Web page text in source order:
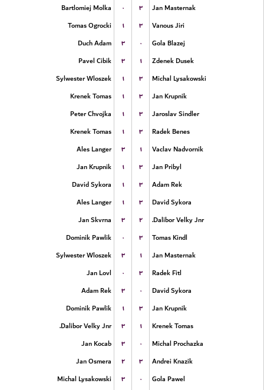
Bartlomiej Molka
۰ ۳
Jan Masternak
Tomas Ogrocki
۱ ۳
Vanous Jiri
Duch Adam
۳ ۰
Gola Blazej
Pavel Cibik
۳ ۱
Zdenek Dusek
Sylwester Wloszek
۱ ۳
Michal Lysakowski
Krenek Tomas
۱ ۳
Jan Krupnik
Peter Chvojka
۱ ۳
Jaroslav Sindler
Krenek Tomas
۱ ۳
Radek Benes
Ales Langer
۳ ۱
Vaclav Nadvornik
Jan Krupnik
۱ ۳
Jan Pribyl
David Sykora
۱ ۳
Adam Rek
Ales Langer
۱ ۳
David Sykora
Jan Skvrna
۳ ۲
Dalibor Velky Jnr.
Dominik Pawlik
۰ ۳
Tomas Kindl
Sylwester Wloszek
۳ ۱
Jan Masternak
Jan Lovl
۰ ۳
Radek Fitl
Adam Rek
۳ ۰
David Sykora
Dominik Pawlik
۱ ۳
Jan Krupnik
Dalibor Velky Jnr.
۳ ۱
Krenek Tomas
Jan Kocab
۳ ۰
Michal Prochazka
Jan Osmera
۲ ۳
Andrei Knazik
Michal Lysakowski
۳ ۰
Gola Pawel